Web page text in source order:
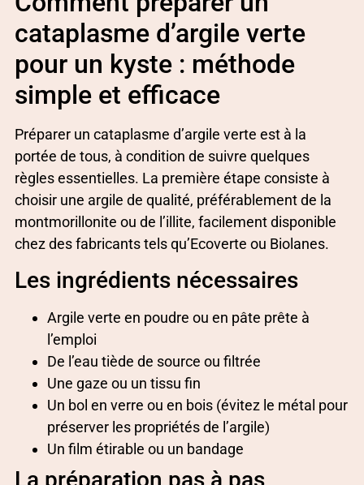
cataplasme d’argile verte
pour un kyste : méthode
simple et efficace
Préparer un cataplasme d’argile verte est à la
portée de tous, à condition de suivre quelques
règles essentielles. La première étape consiste à
choisir une argile de qualité, préférablement de la
montmorillonite ou de l’illite, facilement disponible
chez des fabricants tels qu’Ecoverte ou Biolanes.
Les ingrédients nécessaires
Argile verte en poudre ou en pâte prête à
l’emploi
De l’eau tiède de source ou filtrée
Une gaze ou un tissu fin
Un bol en verre ou en bois (évitez le métal pour
préserver les propriétés de l’argile)
Un film étirable ou un bandage
La préparation pas à pas